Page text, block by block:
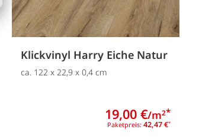
Klickvinyl Harry Eiche Natur
ca. 122 x 22,9 x 0,4 cm
Paketpreis: 42,47 €*
19,00 €/m2*